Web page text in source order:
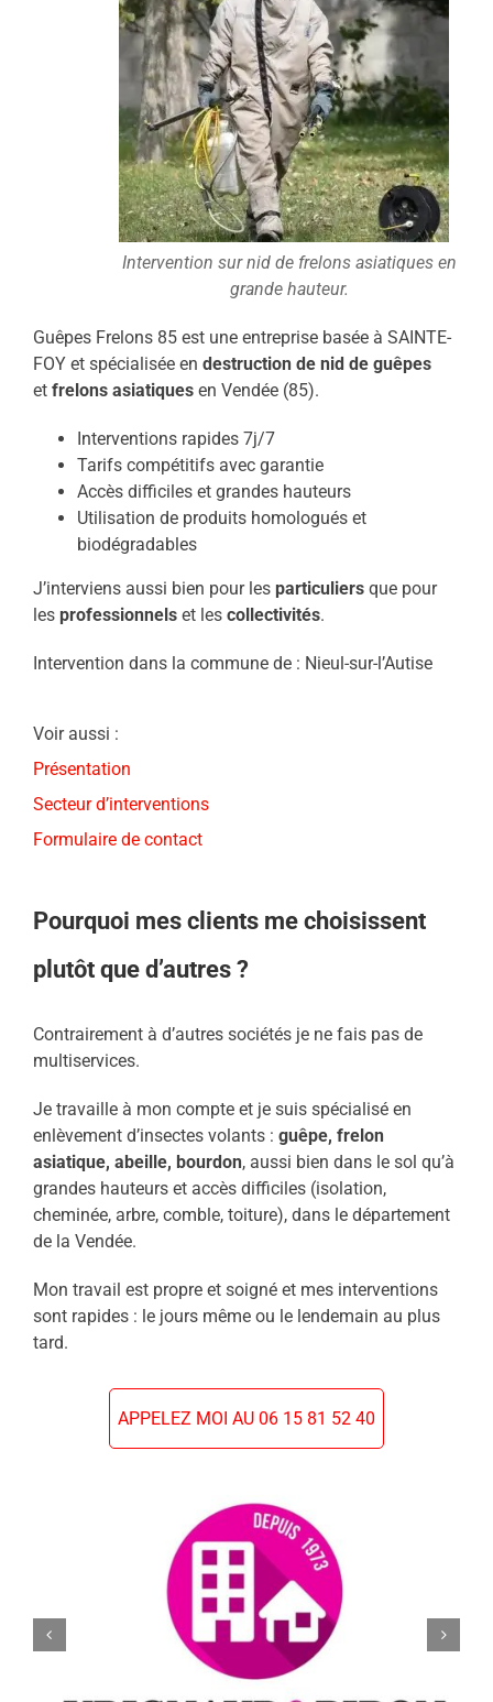
Intervention sur nid de frelons asiatiques en
grande hauteur.
Guêpes Frelons 85 est une entreprise basée à SAINTE-
FOY et spécialisée en destruction de nid de guêpes
et frelons asiatiquesen Vendée (85).
Interventions rapides 7j/7
Tarifs compétitifs avec garantie
Accès difficiles et grandes hauteurs
Utilisation de produits homologués et
biodégradables
J’interviens aussi bien pour les particuliersque pour
les professionnelset les collectivités.
Intervention dans la commune de : Nieul-sur-l’Autise
Voir aussi :
Présentation
Secteur d’interventions
Formulaire de contact
Pourquoi mes clients me choisissent
plutôt que d’autres ?
Contrairement à d’autres sociétés je ne fais pas de
multiservices.
Je travaille à mon compte et je suis spécialisé en
enlèvement d’insectes volants : guêpe, frelon
asiatique, abeille, bourdon, aussi bien dans le sol qu’à
grandes hauteurs et accès difficiles (isolation,
cheminée, arbre, comble, toiture), dans le département
de la Vendée.
Mon travail est propre et soigné et mes interventions
sont rapides : le jours même ou le lendemain au plus
tard.
APPELEZ MOI AU 06 15 81 52 40